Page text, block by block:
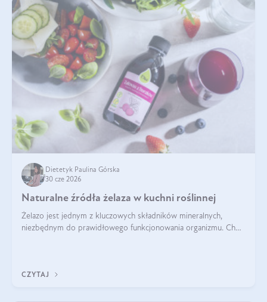
Dietetyk Paulina Górska
30 cze 2026
Naturalne źródła żelaza w kuchni roślinnej
Żelazo jest jednym z kluczowych składników mineralnych,
niezbędnym do prawidłowego funkcjonowania organizmu. Choć
CZYTAJ